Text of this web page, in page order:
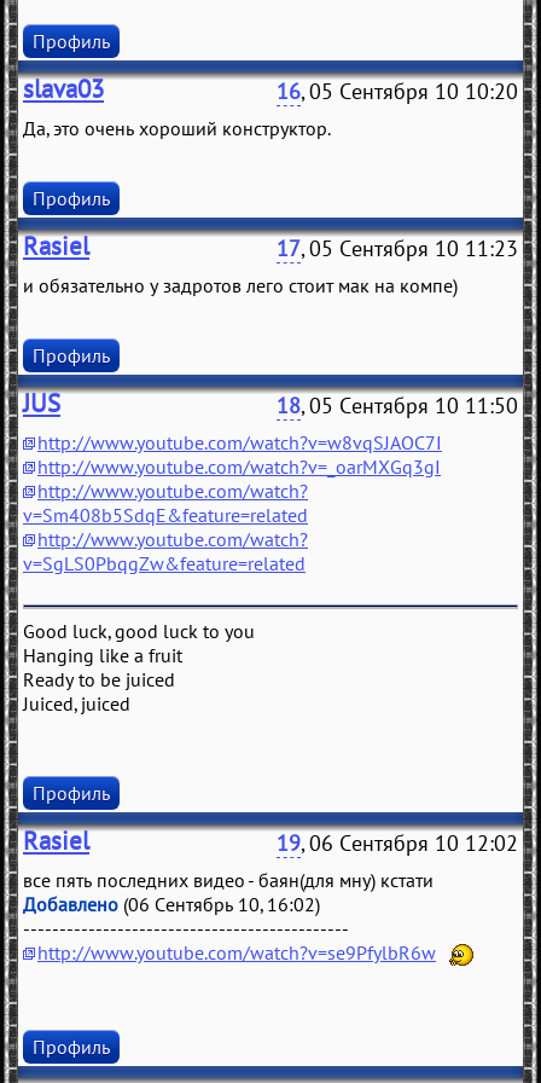
Профиль
slava03 16, 05 Сентября 10 10:20
Да, это очень хороший конструктор.
Профиль
Rasiel 17, 05 Сентября 10 11:23
и обязательно у задротов лего стоит мак на компе)
Профиль
JUS 18, 05 Сентября 10 11:50
http://www.youtube.com/watch?v=w8vqSJAOC7I
http://www.youtube.com/watch?v=_oarMXGq3gI
http://www.youtube.com/watch?
v=Sm408b5SdqE&feature=related
http://www.youtube.com/watch?
v=SgLS0PbqgZw&feature=related
Good luck, good luck to you
Hanging like a fruit
Ready to be juiced
Juiced, juiced
Профиль
Rasiel 19, 06 Сентября 10 12:02
все пять последних видео - баян(для мну) кстати
Добавлено (06 Сентябрь 10, 16:02)
---------------------------------------------
http://www.youtube.com/watch?v=se9PfylbR6w
Профиль